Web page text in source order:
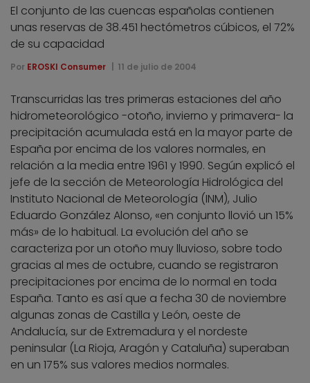
El conjunto de las cuencas españolas contienen
unas reservas de 38.451 hectómetros cúbicos, el 72%
de su capacidad
Por EROSKI Consumer 11 de julio de 2004
Transcurridas las tres primeras estaciones del año
hidrometeorológico -otoño, invierno y primavera- la
precipitación acumulada está en la mayor parte de
España por encima de los valores normales, en
relación a la media entre 1961 y 1990. Según explicó el
jefe de la sección de Meteorología Hidrológica del
Instituto Nacional de Meteorología (INM), Julio
Eduardo González Alonso, «en conjunto llovió un 15%
más» de lo habitual. La evolución del año se
caracteriza por un otoño muy lluvioso, sobre todo
gracias al mes de octubre, cuando se registraron
precipitaciones por encima de lo normal en toda
España. Tanto es así que a fecha 30 de noviembre
algunas zonas de Castilla y León, oeste de
Andalucía, sur de Extremadura y el nordeste
peninsular (La Rioja, Aragón y Cataluña) superaban
en un 175% sus valores medios normales.